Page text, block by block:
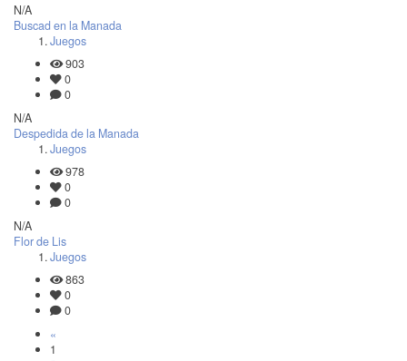
N/A
Buscad en la Manada
Juegos
903
0
0
N/A
Despedida de la Manada
Juegos
978
0
0
N/A
Flor de Lis
Juegos
863
0
0
«
1